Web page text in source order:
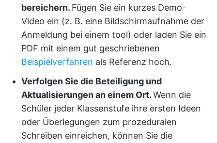
bereichern. Fügen Sie ein kurzes Demo-
Video ein (z. B. eine Bildschirmaufnahme der
Anmeldung bei einem tool) oder laden Sie ein
PDF mit einem gut geschriebenen
Beispielverfahren als Referenz hoch.
Verfolgen Sie die Beteiligung und
Aktualisierungen an einem Ort.Wenn die
Schüler jeder Klassenstufe ihre ersten Ideen
oder Überlegungen zum prozeduralen
Schreiben einreichen, können Sie die